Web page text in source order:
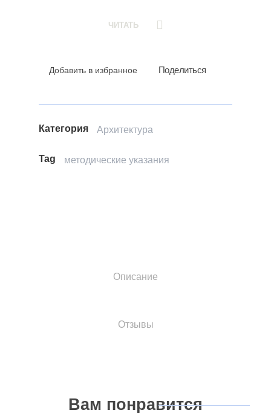
ЧИТАТЬ
Добавить в избранное Поделиться
Категория Архитектура
Tag методические указания
Описание
Отзывы
Вам понравится